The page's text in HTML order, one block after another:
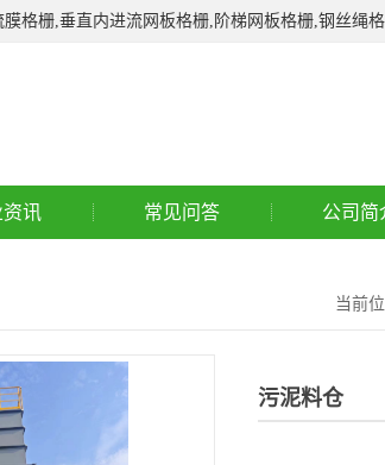
格栅,垂直内进流网板格栅,阶梯网板格栅,钢丝绳
讯 常见问答 公司简
当前位
污泥料仓